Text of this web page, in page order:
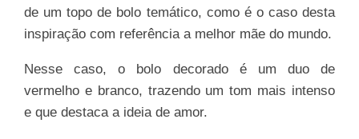
de um topo de bolo temático, como é o caso desta
inspiração com referência a melhor mãe do mundo.
Nesse caso, o bolo decorado é um duo de
vermelho e branco, trazendo um tom mais intenso
e que destaca a ideia de amor.